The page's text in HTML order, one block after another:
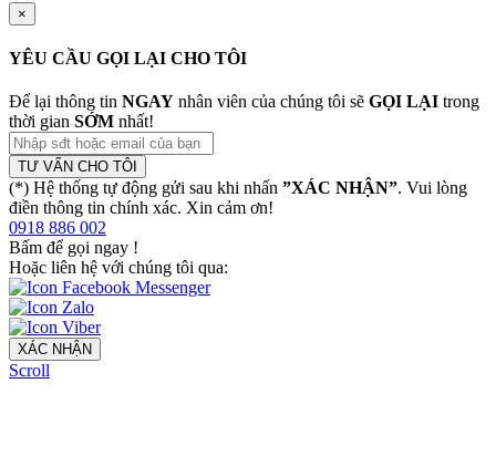
×
YÊU CẦU GỌI LẠI CHO TÔI
Để lại thông tin NGAY nhân viên của chúng tôi sẽ GỌI LẠI trong
thời gian SỚM nhất!
TƯ VẤN CHO TÔI
(*) Hệ thống tự động gửi sau khi nhấn ”XÁC NHẬN”. Vui lòng
điền thông tin chính xác. Xin cảm ơn!
0918 886 002
Bấm để gọi ngay !
Hoặc liên hệ với chúng tôi qua:
XÁC NHẬN
Scroll